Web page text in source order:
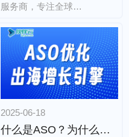
服务商，专注全球
放与ASO（应用商店优化）
全链路服务，依托苹果官方政
策资源与深度算法优化能力，
为 App 开发者提供从流量获
取到自然增长的一站式解决方
2025-06-18
什么是ASO？为什么出海APP需要重视？